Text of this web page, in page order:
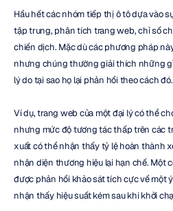
Hầu hết các nhóm tiếp thị ô tô dựa vào
tập trung, phân tích trang web, chỉ số
chiến dịch. Mặc dù các phương pháp
nhưng chúng thường giải thích những
lý do tại sao họ lại phản hồi theo cách đó.
Ví dụ, trang web của một đại lý có thể
nhưng mức độ tương tác thấp trên các
xuất có thể nhận thấy tỷ lệ hoàn thành
nhận diện thương hiệu lại hạn chế. Một
được phản hồi khảo sát tích cực về một
nhận thấy hiệu suất kém sau khi khởi